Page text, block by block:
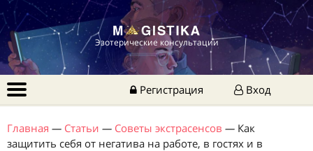
Эзотерические консультации
Регистрация Вход
Главная — Статьи — Советы экстрасенсов — Как
защитить себя от негатива на работе, в гостях и в